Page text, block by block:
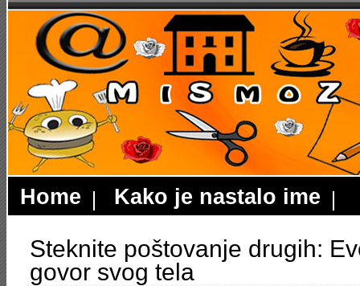
Home Kako je nastalo ime
Steknite poštovanje drugih:
govor svog tela